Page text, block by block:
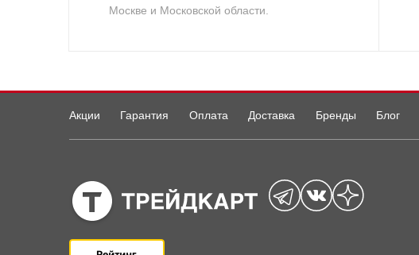
Москве и Московской области.
Акции Гарантия Оплата Доставка Бренды Блог